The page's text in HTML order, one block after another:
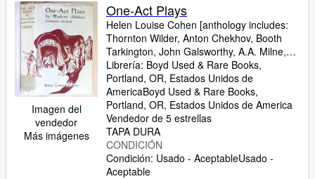
Imagen del
vendedor
Más imágenes
One-Act Plays
Helen Louise Cohen [anthology includes:
Thornton Wilder, Anton Chekhov, Booth
Tarkington, John Galsworthy, A.A. Milne,
Eugene O'Neill, Lady Gregory, Lord
Dunsany, Stark Young, Maurice
Maeterlinck, Percy MacKaye and others]
Librería: Boyd Used & Rare Books,
Portland, OR, Estados Unidos de
AmericaBoyd Used & Rare Books,
Portland, OR, Estados Unidos de America
Vendedor de 5 estrellas
TAPA DURA
CONDICIÓN
Condición: Usado - AceptableUsado -
Aceptable